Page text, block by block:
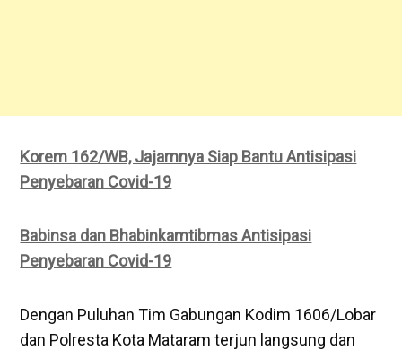
Korem 162/WB, Jajarnnya Siap Bantu Antisipasi
Penyebaran Covid-19
Babinsa dan Bhabinkamtibmas Antisipasi
Penyebaran Covid-19
Dengan Puluhan Tim Gabungan Kodim 1606/Lobar
dan Polresta Kota Mataram terjun langsung dan